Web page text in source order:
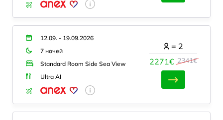
12.09. - 19.09.2026
7 ночей
Standard Room Side Sea View
Ultra AI
2271€ 2341€
= 2